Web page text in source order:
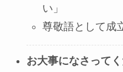
い」
尊敬語として成
お大事になさって